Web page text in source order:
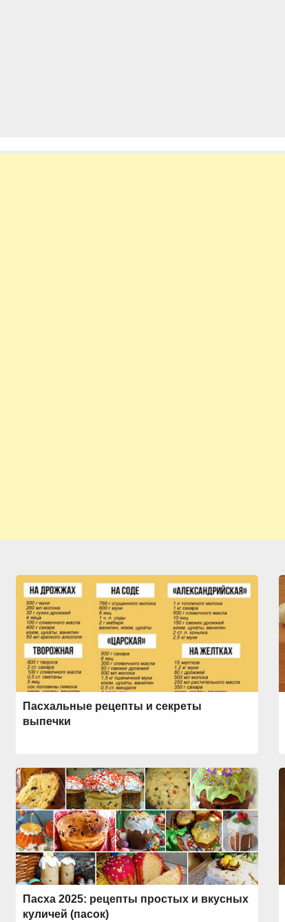
Пасхальные рецепты и секреты
выпечки
Пасха 2025: рецепты простых и вкусных
куличей (пасок)